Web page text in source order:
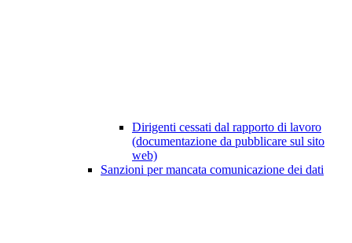
Dirigenti cessati dal rapporto di lavoro
(documentazione da pubblicare sul sito
web)
Sanzioni per mancata comunicazione dei dati